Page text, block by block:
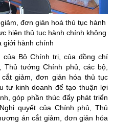
đơn giản hoá thủ tục hành
hiện thủ tục hành chính không
giới hành chính
Bộ Chính trị, của đồng chí
tướng Chính phủ, các bộ,
giảm, đơn giản hóa thủ tục
tư kinh doanh để tạo thuận lợi
góp phần thúc đẩy phát triển
quyết của Chính phủ, Thủ
án cắt giảm, đơn giản hóa